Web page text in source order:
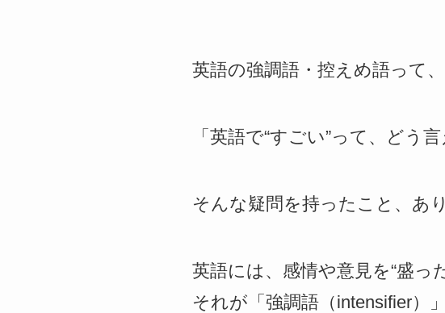
英語の強調語・控えめ語って
「英語で“すごい”って、どう
そんな疑問を持ったこと、あ
英語には、感情や意見を“盛っ
それが「強調語（intensifier）